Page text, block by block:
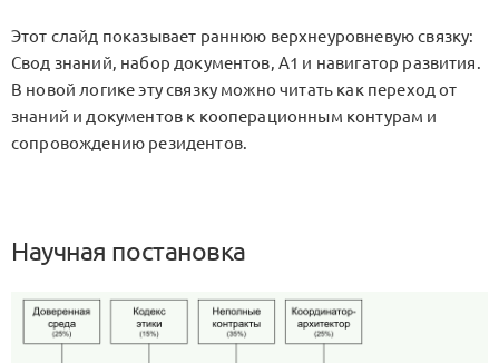
Этот слайд показывает раннюю верхнеуровневую связку:
Свод знаний, набор документов, A1 и навигатор развития.
В новой логике эту связку можно читать как переход от
знаний и документов к кооперационным контурам и
сопровождению резидентов.
Научная постановка